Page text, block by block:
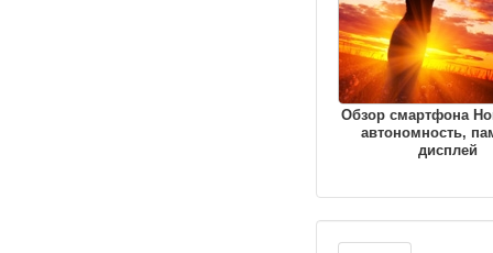
Обзор смартфона
автономность,
дисплей